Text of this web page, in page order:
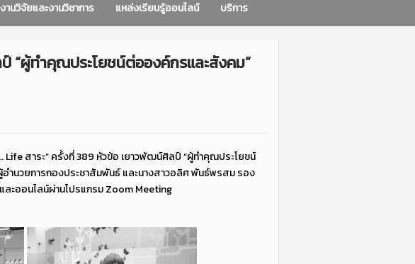
งานวิจัยและงานวิชาการ แหล่งเรียนรู้ออนไลน์ บริการ
“ผู้ทำคุณประโยชน์ต่อองค์กรและสังคม”
สาระ” ครั้งที่ 389 หัวข้อ เยาวพัฒน์ศิลป์ “ผู้ทำคุณประโยชน์
นวยการกองประชาสัมพันธ์ และนางสาวอลิศ พันธ์พรสม รอง
ะออนไลน์ผ่านโปรแกรม Zoom Meeting